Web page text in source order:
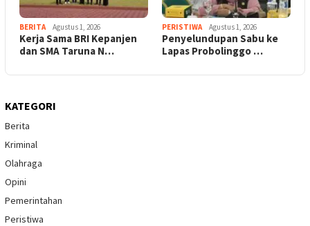
BERITA Agustus 1, 2026
Kerja Sama BRI Kepanjen
dan SMA Taruna N…
PERISTIWA Agustus 1, 2026
Penyelundupan Sabu ke
Lapas Probolinggo …
KATEGORI
Berita
Kriminal
Olahraga
Opini
Pemerintahan
Peristiwa